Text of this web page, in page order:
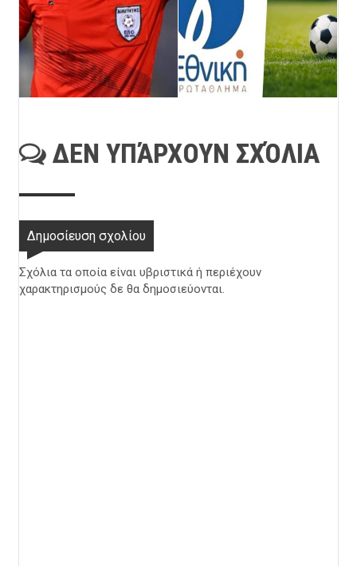
ΔΕΝ ΥΠΆΡΧΟΥΝ ΣΧΌΛΙΑ
Δημοσίευση σχολίου
Σχόλια τα οποία είναι υβριστικά ή περιέχουν
χαρακτηρισμούς δε θα δημοσιεύονται.